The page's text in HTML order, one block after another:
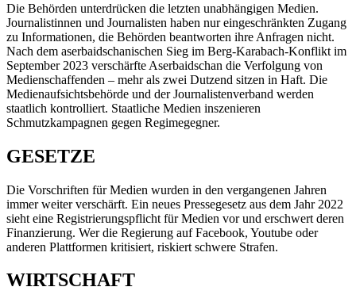
Die Behörden unterdrücken die letzten unabhängigen Medien.
Journalistinnen und Journalisten haben nur eingeschränkten Zugang
zu Informationen, die Behörden beantworten ihre Anfragen nicht.
Nach dem aserbaidschanischen Sieg im Berg-Karabach-Konflikt im
September 2023 verschärfte Aserbaidschan die Verfolgung von
Medienschaffenden – mehr als zwei Dutzend sitzen in Haft. Die
Medienaufsichtsbehörde und der Journalistenverband werden
staatlich kontrolliert. Staatliche Medien inszenieren
Schmutzkampagnen gegen Regimegegner.
GESETZE
Die Vorschriften für Medien wurden in den vergangenen Jahren
immer weiter verschärft. Ein neues Pressegesetz aus dem Jahr 2022
sieht eine Registrierungspflicht für Medien vor und erschwert deren
Finanzierung. Wer die Regierung auf Facebook, Youtube oder
anderen Plattformen kritisiert, riskiert schwere Strafen.
WIRTSCHAFT